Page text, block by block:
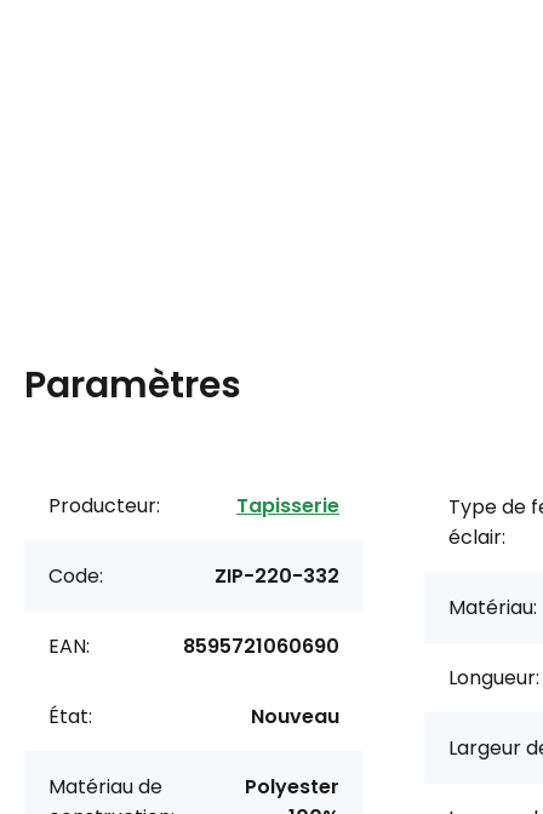
Paramètres
Producteur: Tapisserie
Code: ZIP-220-332
EAN: 8595721060690
État: Nouveau
Matériau de
Polyester
Type de
éclair:
Matériau:
Longueur:
Largeur